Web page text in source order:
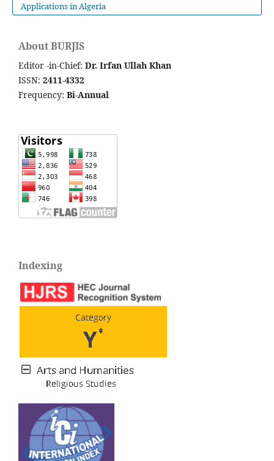
Applications in Algeria
About BURJIS
Editor -in-Chief: Dr. Irfan Ullah Khan
ISSN: 2411-4332
Frequency: Bi-Annual
Indexing